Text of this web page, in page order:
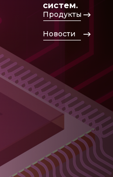
систем.
Продукты
Новости